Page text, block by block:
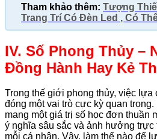
Tham khảo thêm: Tượng
Trang Trí Có Đèn Led , Có
IV. Số Phong Thủy –
Đồng Hành Hay Kẻ
Trong thế giới phong thủy, việc lựa
đóng một vai trò cực kỳ quan
mang một giá trị số học đơn thuần
ý nghĩa sâu sắc và ảnh hưởng trực
mỗi cá nhân. Vậy, làm thế nào để